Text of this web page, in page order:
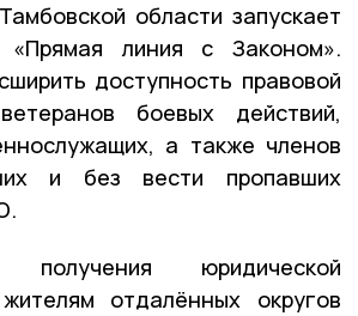
области запускает
«Прямая линия с Законом».
доступность правовой
боевых действий,
а также членов
и без вести пропавших
юридической
отдалённых округов